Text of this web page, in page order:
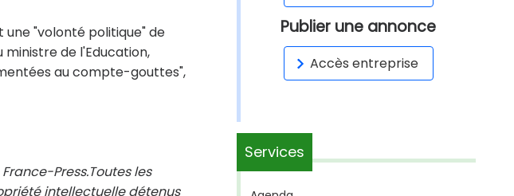
une "volonté politique" de
de l'Education,
au compte-gouttes",
Press.Toutes les
intellectuelle détenus
Publier une annonce
Accès entreprise
Services